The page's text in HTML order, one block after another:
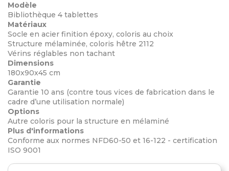
Modèle
Bibliothèque 4 tablettes
Matériaux
Socle en acier finition époxy, coloris au choix
Structure mélaminée, coloris hêtre 2112
Vérins réglables non tachant
Dimensions
180x90x45 cm
Garantie
Garantie 10 ans (contre tous vices de fabrication dans le
cadre d’une utilisation normale)
Options
Autre coloris pour la structure en mélaminé
Plus d'informations
Conforme aux normes NFD60-50 et 16-122 - certification
ISO 9001